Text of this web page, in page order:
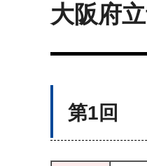
大阪府
第1回